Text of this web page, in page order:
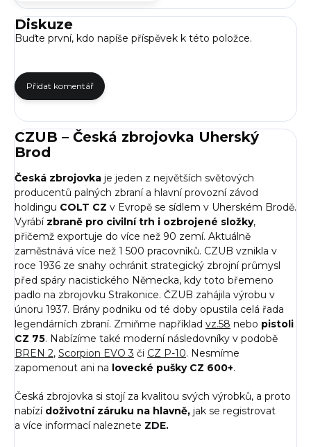
Diskuze
Buďte první, kdo napíše příspěvek k této položce.
Přidat komentář
CZUB – Česká zbrojovka Uherský
Brod
Česká zbrojovka je jeden z největších světových
producentů palných zbraní a hlavní provozní závod
holdingu COLT CZ v Evropě se sídlem v Uherském Brodě.
Vyrábí zbraně pro civilní trh i ozbrojené složky,
přičemž exportuje do více než 90 zemí. Aktuálně
zaměstnává více než 1 500 pracovníků. CZUB vznikla v
roce 1936 ze snahy ochránit strategický zbrojní průmysl
před spáry nacistického Německa, kdy toto břemeno
padlo na zbrojovku Strakonice. ČZUB zahájila výrobu v
únoru 1937. Brány podniku od té doby opustila celá řada
legendárních zbraní. Zmiňme například vz.58 nebo pistoli
CZ 75. Nabízíme také moderní následovníky v podobě
BREN 2, Scorpion EVO 3 či CZ P-10. Nesmíme
zapomenout ani na lovecké pušky CZ 600+.
Česká zbrojovka si stojí za kvalitou svých výrobků, a proto
nabízí doživotní záruku na hlavně, jak se registrovat
a více informací naleznete ZDE.